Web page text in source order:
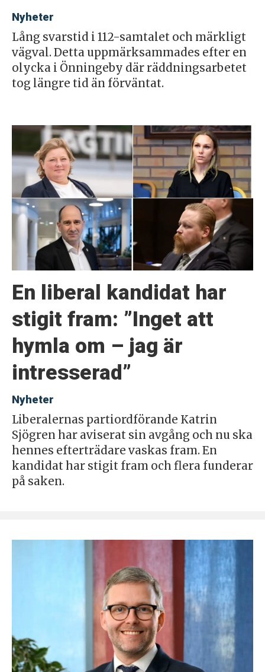
Nyheter
Lång svarstid i 112-samtalet och märkligt
vägval. Detta uppmärksammades efter en
olycka i Önningeby där räddningsarbetet
tog längre tid än förväntat.
En liberal kandidat har
stigit fram: ”Inget att
hymla om – jag är
intresserad”
Nyheter
Liberalernas partiordförande Katrin
Sjögren har aviserat sin avgång och nu ska
hennes efterträdare vaskas fram. En
kandidat har stigit fram och flera funderar
på saken.